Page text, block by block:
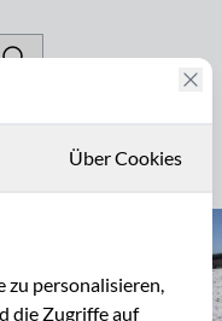
Über Cookies
zu personalisieren,
die Zugriffe auf